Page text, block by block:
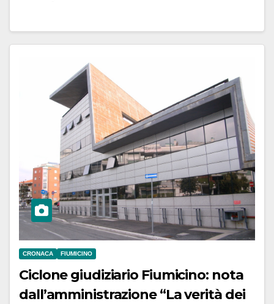
CRONACA FIUMICINO
Ciclone giudiziario Fiumicino: nota
dall’amministrazione “La verità dei